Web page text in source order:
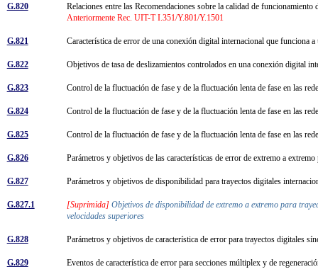
G.820
Relaciones entre las Recomendaciones sobre la calidad de
Anteriormente Rec. UIT-T I.351/Y.801/Y.1501
G.821 Característica de error de una conexión digital internacional que
G.822 Objetivos de tasa de deslizamientos controlados en una conexión digital
G.823 Control de la fluctuación de fase y de la fluctuación lenta de fase en las
G.824 Control de la fluctuación de fase y de la fluctuación lenta de fase en las
G.825 Control de la fluctuación de fase y de la fluctuación lenta de fase en las
G.826 Parámetros y objetivos de las características de error de extremo a
G.827 Parámetros y objetivos de disponibilidad para trayectos digitales
G.827.1 [Suprimida] Objetivos de disponibilidad de extremo a extremo para
velocidades superiores
G.828 Parámetros y objetivos de característica de error para trayectos digitales
G.829 Eventos de característica de error para secciones múltiplex y de